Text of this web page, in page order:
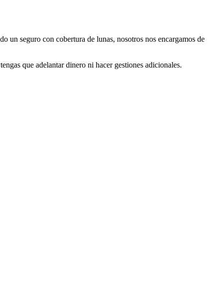
un seguro con cobertura de lunas, nosotros nos encargamos de
que adelantar dinero ni hacer gestiones adicionales.